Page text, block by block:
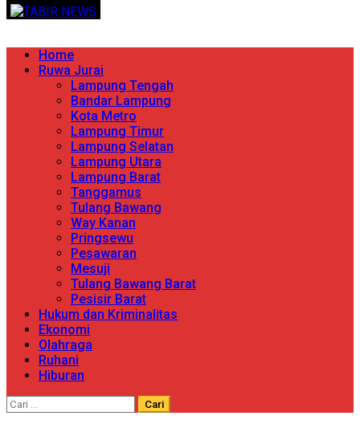
Skip
content
TERPERCAYA MENYINGKAP BERITA
Primary
Menu
Home
Ruwa Jurai
Lampung Tengah
Bandar Lampung
Kota Metro
Lampung Timur
Lampung Selatan
Lampung Utara
Lampung Barat
Tanggamus
Tulang Bawang
Way Kanan
Pringsewu
Pesawaran
Mesuji
Tulang Bawang Barat
Pesisir Barat
Hukum dan Kriminalitas
Ekonomi
Olahraga
Ruhani
Hiburan
Cari